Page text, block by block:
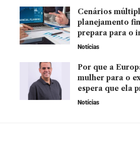
Cenários
planejamento
prepara para o
Notícias
Por que a
mulher para o
espera que ela
Notícias